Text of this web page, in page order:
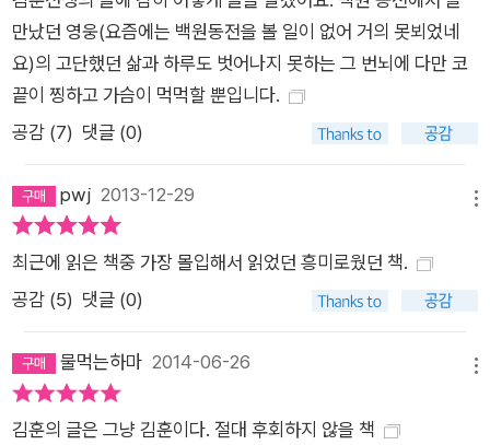
만났던 영웅(요즘에는 백원동전을 볼 일이 없어 거의 못뵈었네
요)의 고단했던 삶과 하루도 벗어나지 못하는 그 번뇌에 다만 코
끝이 찡하고 가슴이 먹먹할 뿐입니다.
공감 (7) 댓글 (0)
pwj 2013-12-29
최근에 읽은 책중 가장 몰입해서 읽었던 흥미로웠던 책.
공감 (5) 댓글 (0)
물먹는하마 2014-06-26
김훈의 글은 그냥 김훈이다. 절대 후회하지 않을 책